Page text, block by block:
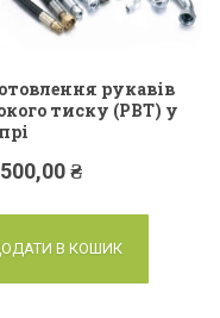
рукавів
тиску (РВТ) у
500,00₴
В КОШИК